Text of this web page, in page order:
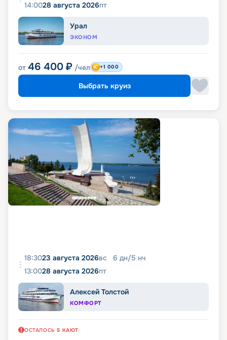
14:0028 августа 2026пт
Урал
ЭКОНОМ
от 46 400 ₽ /чел +1 000
Выбрать круиз
18:3023 августа 2026вс 6 дн/5 нч
13:0028 августа 2026пт
Алексей Толстой
КОМФОРТ
ОСТАЛОСЬ 5 КАЮТ